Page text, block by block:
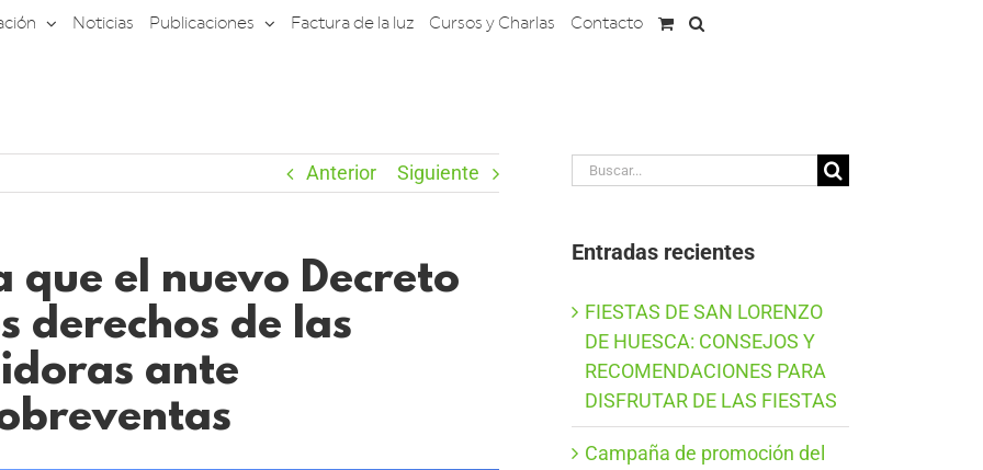
Noticias Publicaciones Factura de la luz Cursos y Charlas Contacto
Anterior Siguiente
que el nuevo Decreto
derechos de las
ante
Buscar:
Entradas recientes
FIESTAS DE SAN LORENZO
DE HUESCA: CONSEJOS Y
RECOMENDACIONES PARA
DISFRUTAR DE LAS FIESTAS
Campaña de promoción del